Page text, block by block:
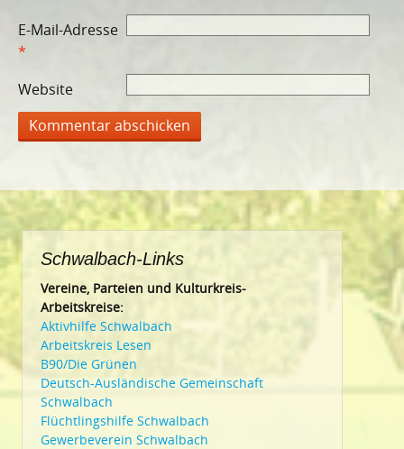
E-Mail-Adresse
*
Website
Schwalbach-Links
Vereine, Parteien und Kulturkreis-
Arbeitskreise:
Aktivhilfe Schwalbach
Arbeitskreis Lesen
B90/Die Grünen
Deutsch-Ausländische Gemeinschaft
Schwalbach
Flüchtlingshilfe Schwalbach
Gewerbeverein Schwalbach